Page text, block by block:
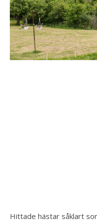
Hittade hästar såklart